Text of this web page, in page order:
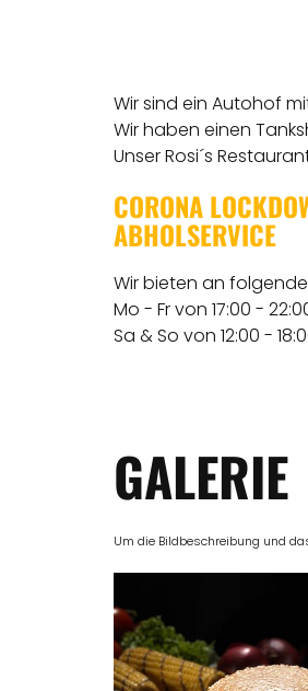
Wir sind ein Autohof
Wir haben einen
Unser Rosi´s
CORONA
ABHOLSERVICE
Wir bieten an
Mo - Fr von 17:00 -
Sa & So von 12:00 -
GALERIE
Um die Bildbeschreibung und